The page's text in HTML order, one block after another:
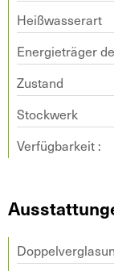
Heißwasserart
Energieträger
Zustand
Stockwerk
Verfügbarkeit :